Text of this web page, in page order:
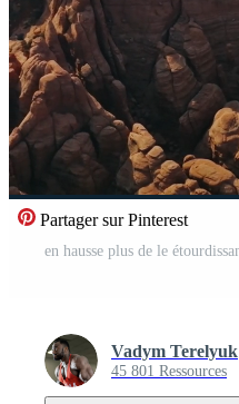
Partager sur Pinterest
Vadym Terelyuk
45 801 Ressources